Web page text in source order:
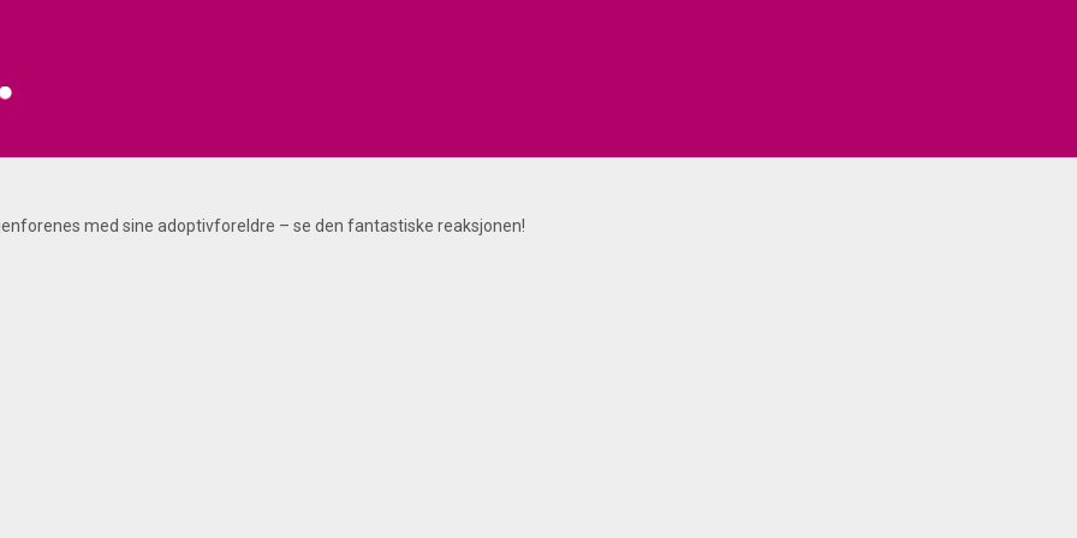
med sine adoptivforeldre – se den fantastiske reaksjonen!